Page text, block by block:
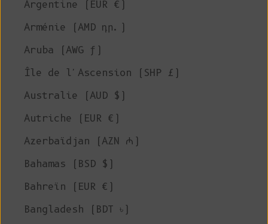
Argentine (EUR €)
Arménie (AMD դր.)
Aruba (AWG ƒ)
Île de l'Ascension (SHP £)
Australie (AUD $)
Autriche (EUR €)
Azerbaïdjan (AZN ₼)
Bahamas (BSD $)
Bahreïn (EUR €)
Bangladesh (BDT ৳)